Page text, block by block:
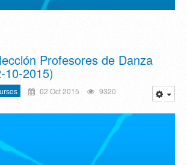
Profesores de Danza
10-2015)
02 Oct 2015 9320